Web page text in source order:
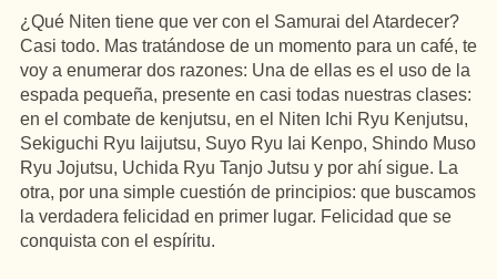
¿Qué Niten tiene que ver con el Samurai del Atardecer?
Casi todo. Mas tratándose de un momento para un café, te
voy a enumerar dos razones: Una de ellas es el uso de la
espada pequeña, presente en casi todas nuestras clases:
en el combate de kenjutsu, en el Niten Ichi Ryu Kenjutsu,
Sekiguchi Ryu Iaijutsu, Suyo Ryu Iai Kenpo, Shindo Muso
Ryu Jojutsu, Uchida Ryu Tanjo Jutsu y por ahí sigue. La
otra, por una simple cuestión de principios: que buscamos
la verdadera felicidad en primer lugar. Felicidad que se
conquista con el espíritu.